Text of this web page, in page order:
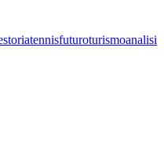
storiatennisfuturoturismoanalisi